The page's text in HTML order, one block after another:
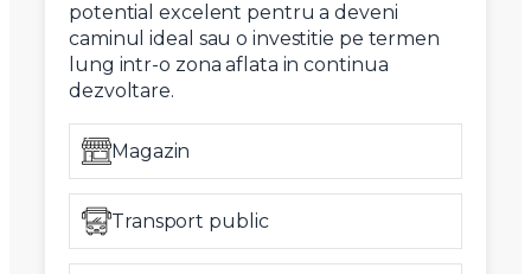
potential excelent pentru a deveni
caminul ideal sau o investitie pe termen
lung intr-o zona aflata in continua
dezvoltare.
Magazin
Transport public